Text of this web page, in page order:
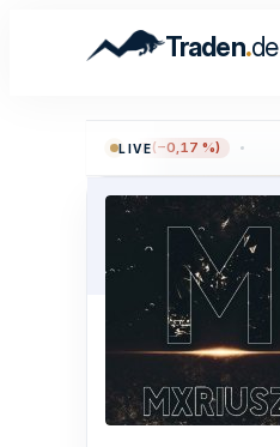
Traden.de
LIVE
−12,97 (−0,17 %)